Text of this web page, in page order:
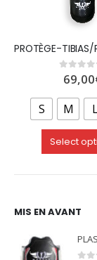
0out of
69,00
S M
Select
MIS EN AVANT